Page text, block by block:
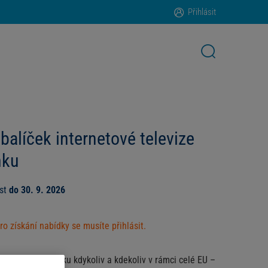
Přihlásit
internetové televize
do 30. 9. 2026
získání nabídky se musíte přihlásit.
od Skylinku kdykoliv a kdekoliv v rámci celé EU –